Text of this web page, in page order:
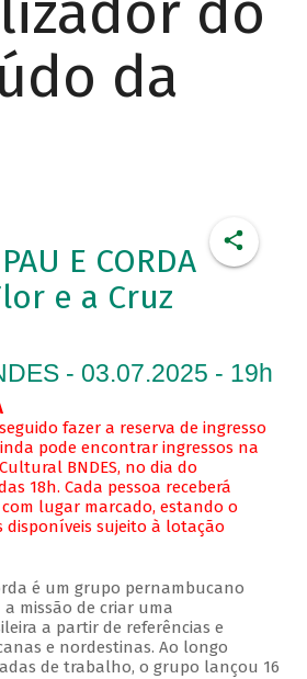
da
E CORDA
e a Cruz
- 03.07.2025 - 19h
fazer a reserva de ingresso
pode encontrar ingressos na
BNDES, no dia do
18h. Cada pessoa receberá
lugar marcado, estando o
disponíveis sujeito à lotação
é um grupo pernambucano
a missão de criar uma
a partir de referências e
e nordestinas. Ao longo
de trabalho, o grupo lançou 16